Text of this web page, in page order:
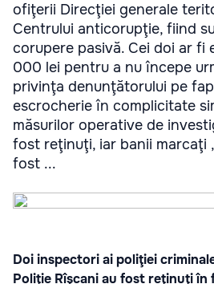
ofiţerii Direcţiei generale
Centrului anticorupţie, fiind
corupere pasivă. Cei doi ar fi
000 lei pentru a nu începe
privinţa denunţătorului pe
escrocherie în complicitate
măsurilor operative de
fost reţinuţi, iar banii marcaţi
fost ...
Doi inspectori ai poliţiei
Poliţie Rîşcani au fost reţinuţi